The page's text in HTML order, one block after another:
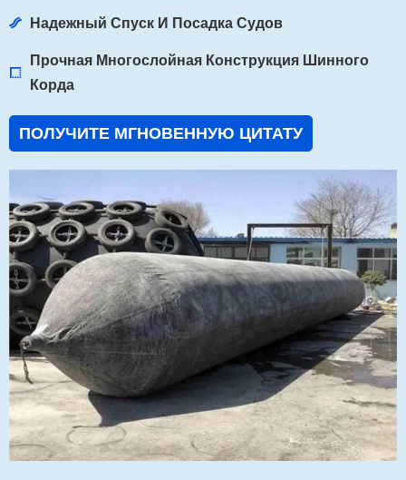
Надежный Спуск И Посадка Судов
Прочная Многослойная Конструкция Шинного
Корда
ПОЛУЧИТЕ МГНОВЕННУЮ ЦИТАТУ